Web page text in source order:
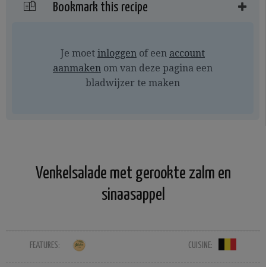
Bookmark this recipe
Je moet inloggen of een account
aanmaken om van deze pagina een
bladwijzer te maken
Venkelsalade met gerookte zalm en
sinaasappel
FEATURES: CUISINE: